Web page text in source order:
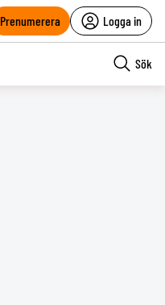
Prenumerera Logga in
Sök